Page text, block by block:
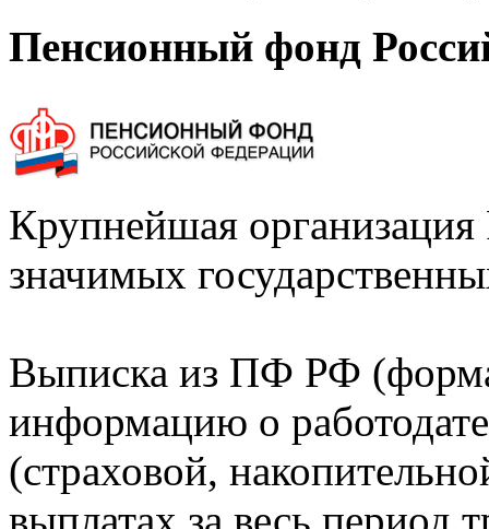
Пенсионный фонд
Крупнейшая
значимых
Выписка из ПФ РФ
информацию о
(страховой,
выплатах за весь период